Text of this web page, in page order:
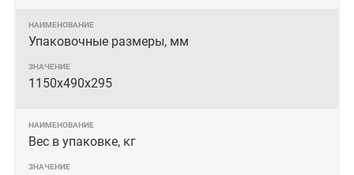
Упаковочные размеры, мм
1150х490х295
Вес в упаковке, кг